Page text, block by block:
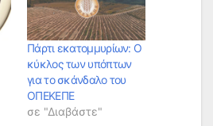
Πάρτι εκατομμυρίων: Ο
κύκλος των υπόπτων
για το σκάνδαλο του
ΟΠΕΚΕΠΕ
σε "Διαβάστε"